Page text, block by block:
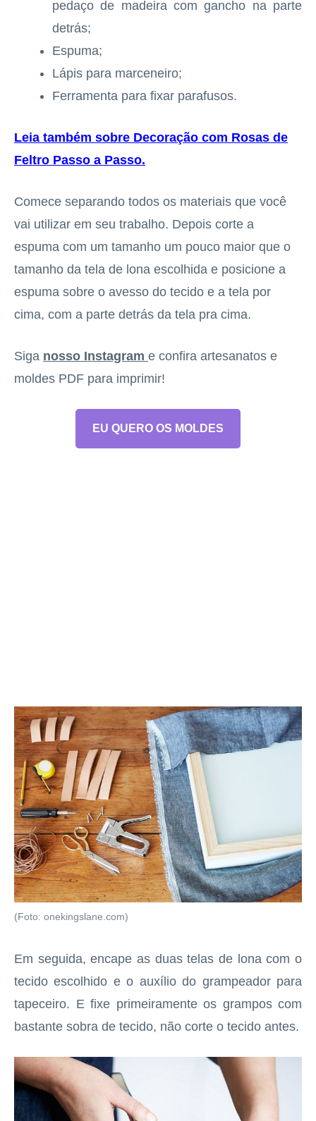
pedaço de madeira com gancho na parte
detrás;
Espuma;
Lápis para marceneiro;
Ferramenta para fixar parafusos.
Leia também sobre Decoração com Rosas de
Feltro Passo a Passo.
Comece separando todos os materiais que você
vai utilizar em seu trabalho. Depois corte a
espuma com um tamanho um pouco maior que o
tamanho da tela de lona escolhida e posicione a
espuma sobre o avesso do tecido e a tela por
cima, com a parte detrás da tela pra cima.
Siga nosso Instagram e confira artesanatos e
moldes PDF para imprimir!
EU QUERO OS MOLDES
(Foto: onekingslane.com)
Em seguida, encape as duas telas de lona com o
tecido escolhido e o auxílio do grampeador para
tapeceiro. E fixe primeiramente os grampos com
bastante sobra de tecido, não corte o tecido antes.